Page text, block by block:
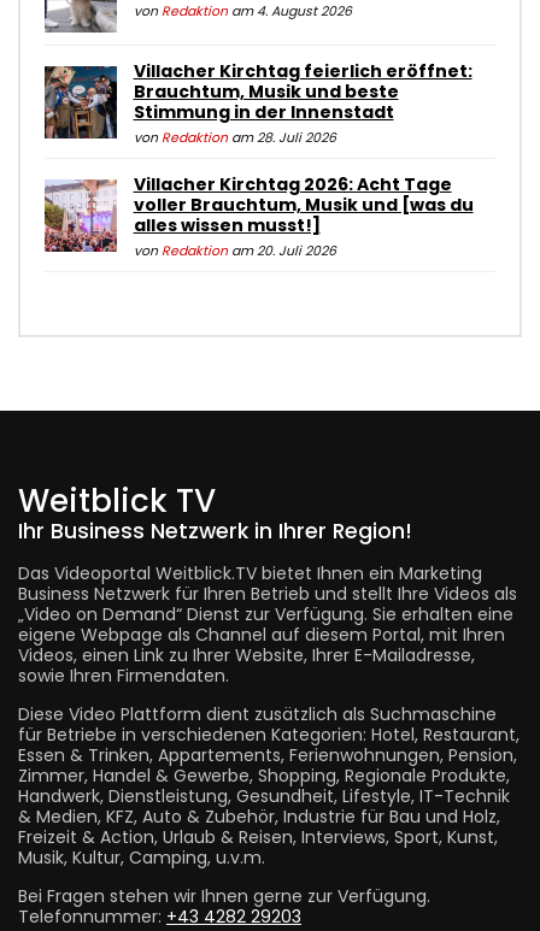
von Redaktionam 4. August 2026
Villacher Kirchtag feierlich eröffnet:
Brauchtum, Musik und beste
Stimmung in der Innenstadt
von Redaktionam 28. Juli 2026
Villacher Kirchtag 2026: Acht Tage
voller Brauchtum, Musik und [was du
alles wissen musst!]
von Redaktionam 20. Juli 2026
Weitblick TV
Ihr Business Netzwerk in Ihrer Region!
Das Videoportal Weitblick.TV bietet Ihnen ein Marketing
Business Netzwerk für Ihren Betrieb und stellt Ihre Videos als
„Video on Demand“ Dienst zur Verfügung. Sie erhalten eine
eigene Webpage als Channel auf diesem Portal, mit Ihren
Videos, einen Link zu Ihrer Website, Ihrer E-Mailadresse,
sowie Ihren Firmendaten.
Diese Video Plattform dient zusätzlich als Suchmaschine
für Betriebe in verschiedenen Kategorien: Hotel, Restaurant,
Essen & Trinken, Appartements, Ferienwohnungen, Pension,
Zimmer, Handel & Gewerbe, Shopping, Regionale Produkte,
Handwerk, Dienstleistung, Gesundheit, Lifestyle, IT-Technik
& Medien, KFZ, Auto & Zubehör, Industrie für Bau und Holz,
Freizeit & Action, Urlaub & Reisen, Interviews, Sport, Kunst,
Musik, Kultur, Camping, u.v.m.
Bei Fragen stehen wir Ihnen gerne zur Verfügung.
Telefonnummer: +43 4282 29203